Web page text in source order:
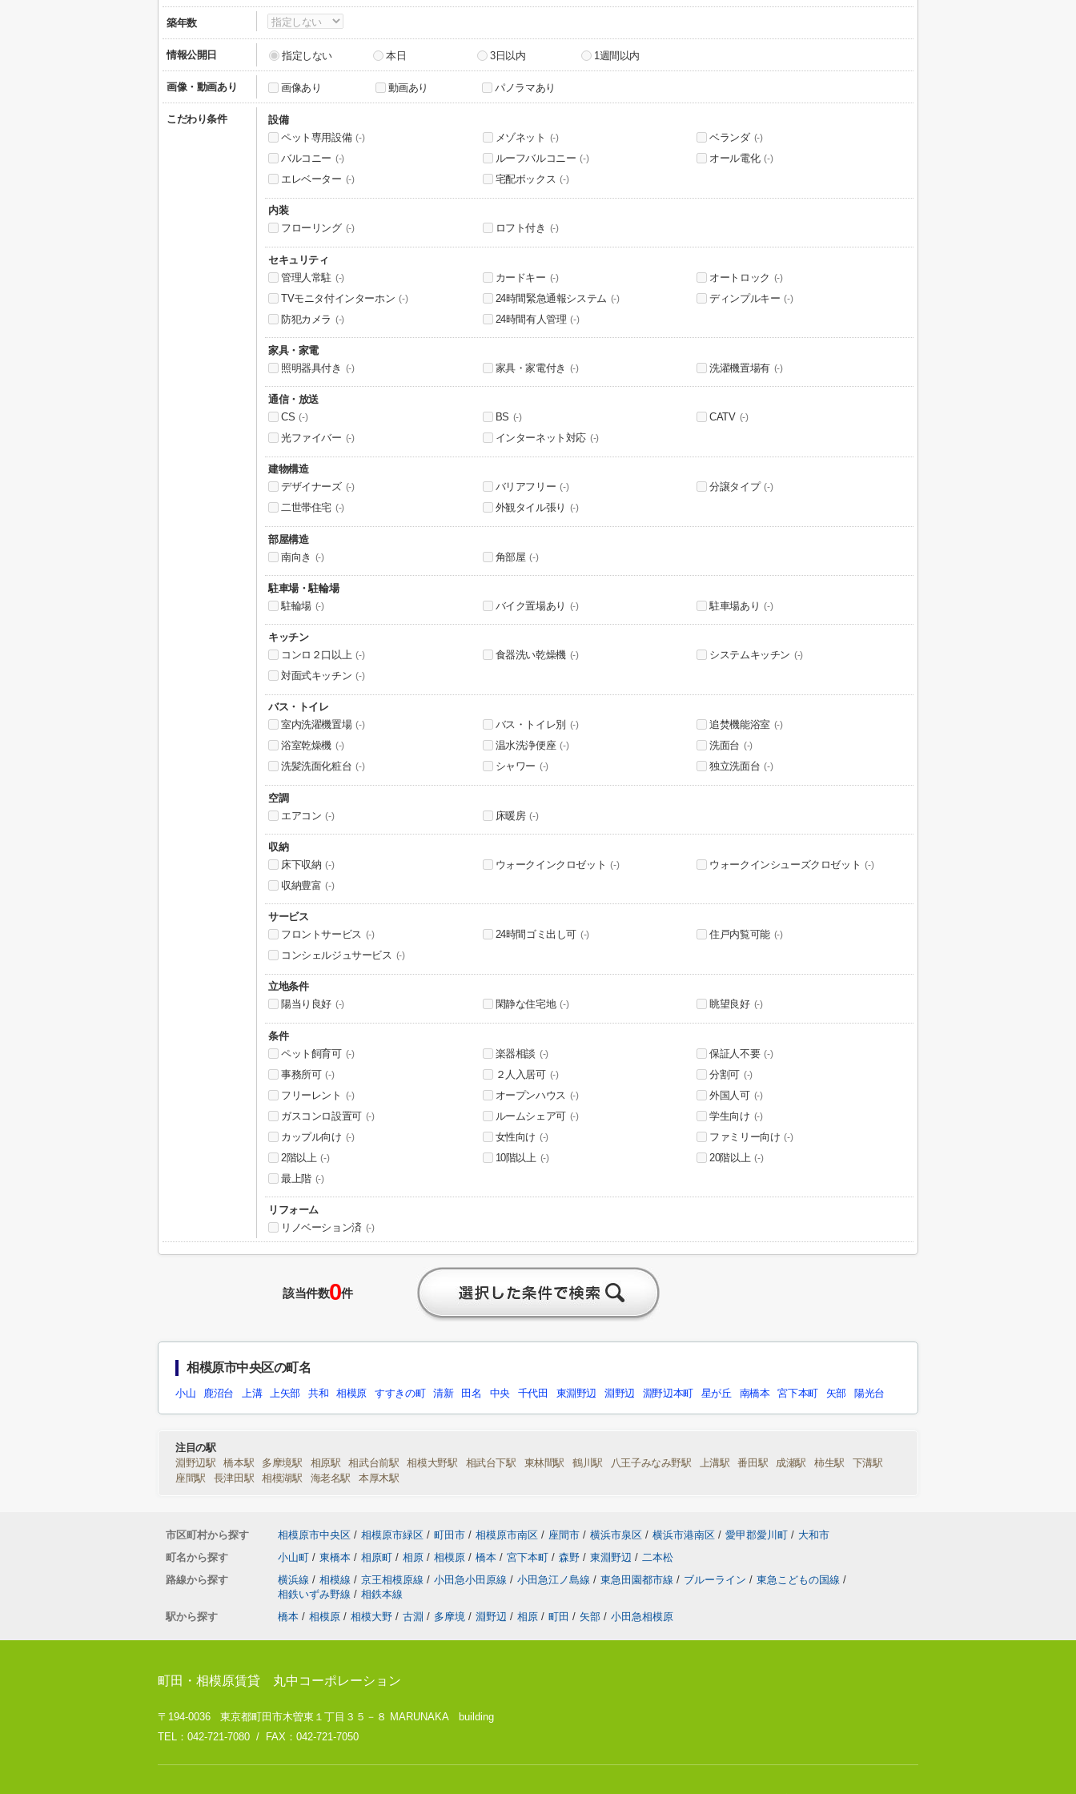
築年数
情報公開日 指定しない 本日 3日以内 1週間以内
画像・動画あり 画像あり 動画あり パノラマあり
こだわり条件
設備
ペット専用設備 (-) メゾネット (-) ベランダ (-)
バルコニー (-) ルーフバルコニー (-) オール電化 (-)
エレベーター (-) 宅配ボックス (-)
内装
フローリング (-) ロフト付き (-)
セキュリティ
管理人常駐 (-) カードキー (-) オートロック (-)
TVモニタ付インターホン (-) 24時間緊急通報システム (-) ディンプルキー (-)
防犯カメラ (-) 24時間有人管理 (-)
家具・家電
照明器具付き
(-) 家具・家電付き (-) 洗濯機置場有 (-)
通信・放送
CS (-) BS (-) CATV (-)
光ファイバー (-) インターネット対応 (-)
建物構造
デザイナーズ (-) バリアフリー (-) 分譲タイプ (-)
二世帯住宅 (-) 外観タイル張り (-)
部屋構造
南向き
(-) 角部屋 (-)
駐車場・駐輪場
駐輪場 (-) バイク置場あり (-) 駐車場あり (-)
キッチン
コンロ２口以上 (-) 食器洗い乾燥機 (-) システムキッチン (-)
対面式キッチン (-)
バス・トイレ
室内洗濯機置場 (-) バス・トイレ別 (-) 追焚機能浴室 (-)
浴室乾燥機 (-) 温水洗浄便座 (-) 洗面台 (-)
洗髪洗面化粧台 (-) シャワー (-) 独立洗面台 (-)
空調
エアコン (-) 床暖房 (-)
収納
床下収納 (-) ウォークインクロゼット (-) ウォークインシューズクロゼット (-)
収納豊富 (-)
サービス
フロントサービス (-) 24時間ゴミ出し可 (-) 住戸内覧可能 (-)
コンシェルジュサービス (-)
立地条件
陽当り良好 (-) 閑静な住宅地 (-) 眺望良好 (-)
条件
ペット飼育可 (-) 楽器相談 (-) 保証人不要 (-)
事務所可 (-) ２人入居可 (-) 分割可 (-)
フリーレント (-) オープンハウス (-) 外国人可 (-)
ガスコンロ設置可 (-) ルームシェア可 (-) 学生向け (-)
カップル向け (-) 女性向け (-) ファミリー向け (-)
2階以上 (-) 10階以上 (-) 20階以上 (-)
最上階 (-)
リフォーム
リノベーション済 (-)
該当件数0件
相模原市中央区の町名
小山 鹿沼台 上溝 上矢部 共和 相模原 すすきの町 清新 田名 中央 千代田 東淵野辺 淵野辺 淵野辺本町 星が丘 南橋本 宮下本町 矢部 陽光台
注目の駅
淵野辺駅
橋本駅 多摩境駅 相原駅 相武台前駅 相模大野駅 相武台下駅 東林間駅 鶴川駅 八王子みなみ野駅 上溝駅 番田駅 成瀬駅 柿生駅
下溝駅
座間駅
長津田駅 相模湖駅 海老名駅 本厚木駅
市区町村から探す 相模原市中央区 / 相模原市緑区 / 町田市 / 相模原市南区 / 座間市 / 横浜市泉区 / 横浜市港南区 / 愛甲郡愛川町 / 大和市
町名から探す
小山町 / 東橋本 / 相原町 / 相原 / 相模原 / 橋本 / 宮下本町 / 森野 / 東淵野辺 / 二本松
路線から探す
横浜線 / 相模線 / 京王相模原線 / 小田急小田原線 / 小田急江ノ島線 / 東急田園都市線 / ブルーライン / 東急こどもの国線 /
相鉄いずみ野線 / 相鉄本線
駅から探す
橋本 / 相模原 / 相模大野 / 古淵 / 多摩境 / 淵野辺 / 相原 / 町田 / 矢部 / 小田急相模原
町田・相模原賃貸 丸中コーポレーション
〒194-0036 東京都町田市木曽東１丁目３５－８ MARUNAKA building
TEL：042-721-7080 / FAX：042-721-7050